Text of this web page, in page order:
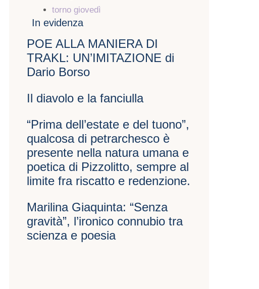
torno giovedì
In evidenza
POE ALLA MANIERA DI
TRAKL: UN’IMITAZIONE di
Dario Borso
Il diavolo e la fanciulla
“Prima dell’estate e del tuono”,
qualcosa di petrarchesco è
presente nella natura umana e
poetica di Pizzolitto, sempre al
limite fra riscatto e redenzione.
Marilina Giaquinta: “Senza
gravità”, l’ironico connubio tra
scienza e poesia